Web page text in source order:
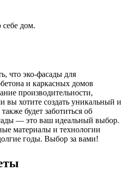
дом.
что эко-фасады для
и каркасных домов
производительности,
вы хотите создать уникальный и
будет заботиться об
— это ваш идеальный выбор.
материалы и технологии
годы. Выбор за вами!